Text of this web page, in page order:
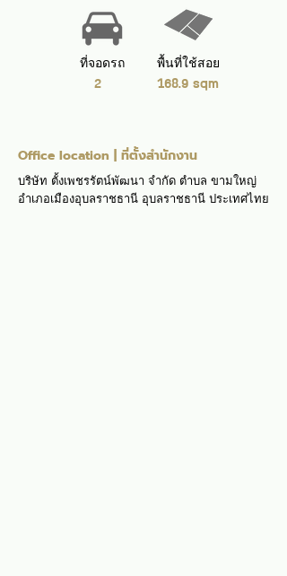
2
ที่จอดรถ
168.9 sqm
พื้นที่ใช้สอย
Office location | ที่ตั้งสำนักงาน
บริษัท ตั้งเพชรรัตน์พัฒนา จำกัด ตำบล ขามใหญ่
อำเภอเมืองอุบลราชธานี อุบลราชธานี ประเทศไทย